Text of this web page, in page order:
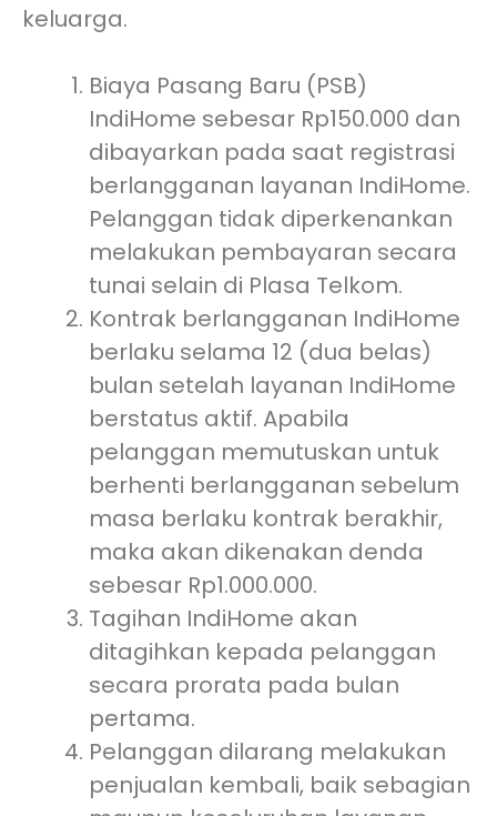
keluarga.
Biaya Pasang Baru (PSB)
IndiHome sebesar Rp150.000 dan
dibayarkan pada saat registrasi
berlangganan layanan IndiHome.
Pelanggan tidak diperkenankan
melakukan pembayaran secara
tunai selain di Plasa Telkom.
Kontrak berlangganan IndiHome
berlaku selama 12 (dua belas)
bulan setelah layanan IndiHome
berstatus aktif. Apabila
pelanggan memutuskan untuk
berhenti berlangganan sebelum
masa berlaku kontrak berakhir,
maka akan dikenakan denda
sebesar Rp1.000.000.
Tagihan IndiHome akan
ditagihkan kepada pelanggan
secara prorata pada bulan
pertama.
Pelanggan dilarang melakukan
penjualan kembali, baik sebagian